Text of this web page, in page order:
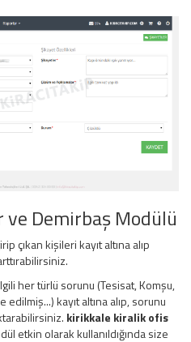
Demirbaş Modülü
çıkan kişileri kayıt altına alıp
her türlü sorunu (Tesisat, Komşu,
kayıt altına alıp, sorunu
kirikkale kiralik ofis
etkin olarak kullanıldığında size